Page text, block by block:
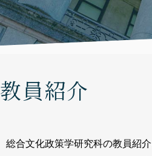
教員紹介
総合文化政策学研究科の教員紹介